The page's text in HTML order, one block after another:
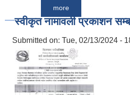
स्वीकृत नामावली प्रकाशन
Submitted on: Tue, 02/13/2024 -